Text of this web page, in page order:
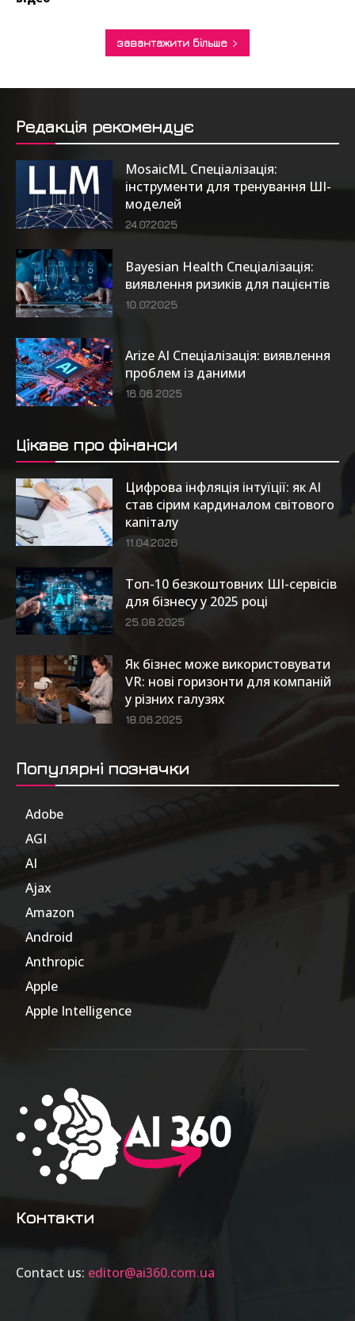
завантажити більше
Редакція рекомендує
MosaicML Спеціалізація:
інструменти для тренування ШІ-
моделей
24.07.2025
Bayesian Health Спеціалізація:
виявлення ризиків для пацієнтів
10.07.2025
Arize AI Спеціалізація: виявлення
проблем із даними
16.06.2025
Цікаве про фінанси
Цифрова інфляція інтуїції: як AI
став сірим кардиналом світового
капіталу
11.04.2026
Топ-10 безкоштовних ШІ-сервісів
для бізнесу у 2025 році
25.08.2025
Як бізнес може використовувати
VR: нові горизонти для компаній
у різних галузях
18.06.2025
Популярні позначки
Adobe
AGI
AI
Ajax
Amazon
Android
Anthropic
Apple
Apple Intelligence
Контакти
Contact us: editor@ai360.com.ua